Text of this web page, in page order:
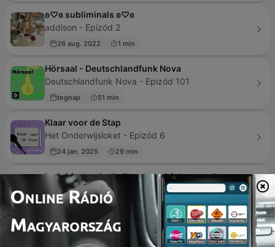
ʚ♡ɞ subliminals ʚ♡ɞ
addison - Epizód 2
26 aug. 2022 1 min
Hörsaal - Deutschlandfunk Nova
Deutschlandfunk Nova - Epizód 101
tegnap 51 min
Klaar voor de Stap
Het Onderwijsloket - Epizód 6
24 jan. 2025 29 min
Latinitium — Latin literature, history, and
expressions
latinitium.com - Epizód 91
03 május 2023
Balado Réussite